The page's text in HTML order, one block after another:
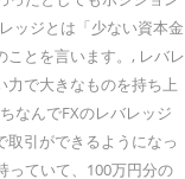
ッジとは「少ない資本金
とを言います。, レバレ
力で大きなものを持ち上
なんでFXのレバレッジ
引ができるようになっ
っていて、100万円分の